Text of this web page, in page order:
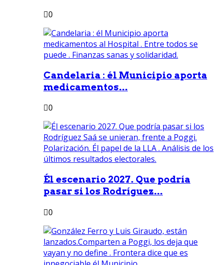
0
Candelaria : él Municipio aporta
medicamentos...
0
Él escenario 2027. Que podría
pasar si los Rodríguez...
0